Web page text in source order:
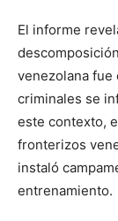
El informe
venezolana fue
criminales se
este contexto,
fronterizos
instaló
entrenamiento.